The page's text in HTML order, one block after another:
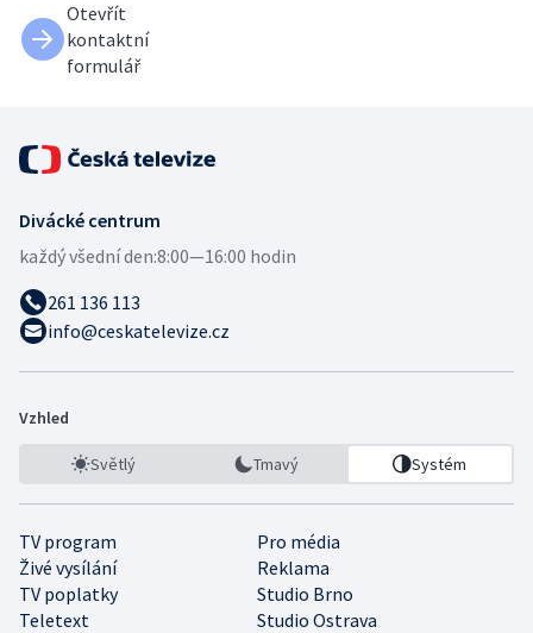
Otevřít
kontaktní
formulář
Divácké centrum
každý všední den:8:00—16:00 hodin
261 136 113
info@ceskatelevize.cz
Vzhled
Světlý Tmavý Systém
TV program
Pro média
Živé vysílání
Reklama
TV poplatky
Studio Brno
Teletext
Studio Ostrava